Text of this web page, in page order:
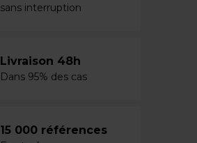
sans interruption
Livraison 48h
Dans 95% des cas
15 000 références